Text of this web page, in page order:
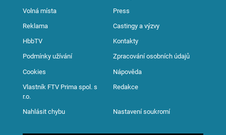
Volná místa Press
Reklama Castingy a výzvy
HbbTV Kontakty
Podmínky užívání Zpracování osobních údajů
Cookies Nápověda
Vlastník FTV Prima spol. s
r.o.
Redakce
Nahlásit chybu Nastavení soukromí